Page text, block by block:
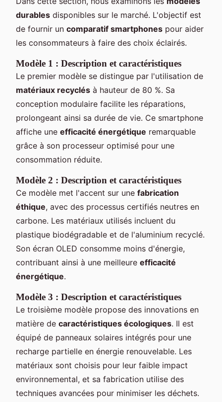
durables disponibles sur le marché. L'objectif est
de fournir un comparatif smartphones pour aider
les consommateurs à faire des choix éclairés.
Modèle 1 : Description et caractéristiques
Le premier modèle se distingue par l'utilisation de
matériaux recyclés à hauteur de 80 %. Sa
conception modulaire facilite les réparations,
prolongeant ainsi sa durée de vie. Ce smartphone
affiche une efficacité énergétique remarquable
grâce à son processeur optimisé pour une
consommation réduite.
Modèle 2 : Description et caractéristiques
Ce modèle met l'accent sur une fabrication
éthique, avec des processus certifiés neutres en
carbone. Les matériaux utilisés incluent du
plastique biodégradable et de l'aluminium recyclé.
Son écran OLED consomme moins d'énergie,
contribuant ainsi à une meilleure efficacité
énergétique.
Modèle 3 : Description et caractéristiques
Le troisième modèle propose des innovations en
matière de caractéristiques écologiques. Il est
équipé de panneaux solaires intégrés pour une
recharge partielle en énergie renouvelable. Les
matériaux sont choisis pour leur faible impact
environnemental, et sa fabrication utilise des
techniques avancées pour minimiser les déchets.